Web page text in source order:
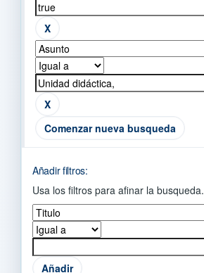
Comenzar nueva busqueda
Añadir filtros:
Usa los filtros para afinar la busqueda.